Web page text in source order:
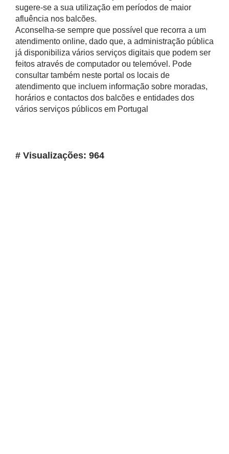
sugere-se a sua utilização em períodos de maior
afluência nos balcões.
Aconselha-se sempre que possível que recorra a um
atendimento online, dado que, a administração pública
já disponibiliza vários serviços digitais que podem ser
feitos através de computador ou telemóvel. Pode
consultar também neste portal os locais de
atendimento que incluem informação sobre moradas,
horários e contactos dos balcões e entidades dos
vários serviços públicos em Portugal
# Visualizações: 964